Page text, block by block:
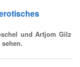
und Artjom Gilz